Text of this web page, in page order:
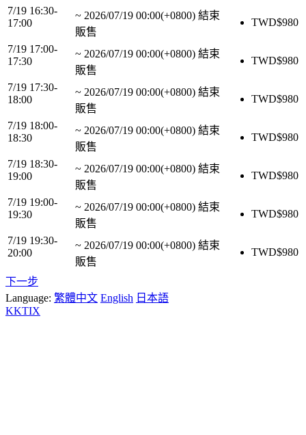
7/19 16:30-
17:00
~ 2026/07/19 00:00(+0800) 結束
販售
TWD$980
7/19 17:00-
17:30
~ 2026/07/19 00:00(+0800) 結束
販售
TWD$980
7/19 17:30-
18:00
~ 2026/07/19 00:00(+0800) 結束
販售
TWD$980
7/19 18:00-
18:30
~ 2026/07/19 00:00(+0800) 結束
販售
TWD$980
7/19 18:30-
19:00
~ 2026/07/19 00:00(+0800) 結束
販售
TWD$980
7/19 19:00-
19:30
~ 2026/07/19 00:00(+0800) 結束
販售
TWD$980
7/19 19:30-
20:00
~ 2026/07/19 00:00(+0800) 結束
販售
TWD$980
下一步
Language: 繁體中文 English 日本語
KKTIX